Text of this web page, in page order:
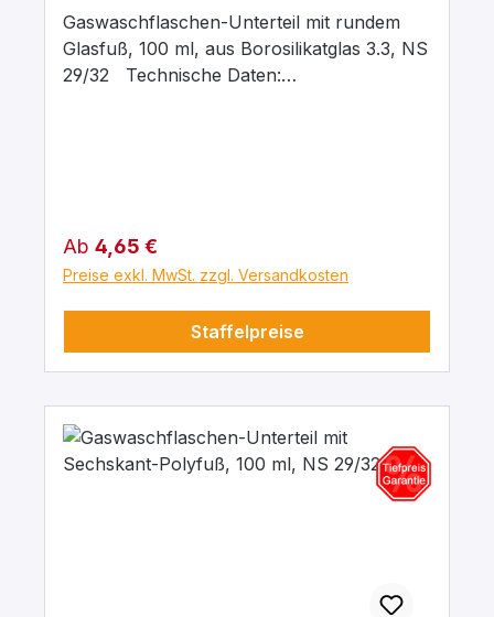
Gaswaschflaschen-Unterteil mit rundem
Glasfuß, 100 ml, aus Borosilikatglas 3.3, NS
29/32 Technische Daten:
Regulärer Preis:
Ab 4,65 €
Preise exkl. MwSt. zzgl. Versandkosten
Staffelpreise